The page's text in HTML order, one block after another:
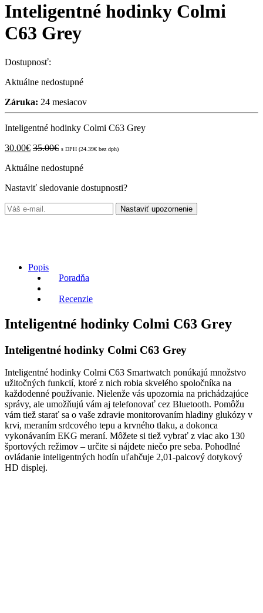
Inteligentné hodinky Colmi
C63 Grey
Dostupnosť:
Aktuálne nedostupné
Záruka: 24 mesiacov
Inteligentné hodinky Colmi C63 Grey
30.00€ 35.00€ s DPH (24.39€ bez dph)
Aktuálne nedostupné
Nastaviť sledovanie dostupnosti?
Nastaviť upozornenie
Popis
Poradňa
Recenzie
Inteligentné hodinky Colmi C63 Grey
Inteligentné hodinky Colmi C63 Grey
Inteligentné hodinky Colmi C63 Smartwatch ponúkajú množstvo
užitočných funkcií, ktoré z nich robia skvelého spoločníka na
každodenné používanie. Nielenže vás upozornia na prichádzajúce
správy, ale umožňujú vám aj telefonovať cez Bluetooth. Pomôžu
vám tiež starať sa o vaše zdravie monitorovaním hladiny glukózy v
krvi, meraním srdcového tepu a krvného tlaku, a dokonca
vykonávaním EKG meraní. Môžete si tiež vybrať z viac ako 130
športových režimov – určite si nájdete niečo pre seba. Pohodlné
ovládanie inteligentných hodín uľahčuje 2,01-palcový dotykový
HD displej.